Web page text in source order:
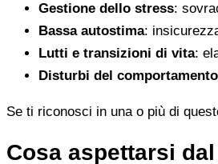
Gestione dello stress:
Bassa autostima:
Lutti e transizioni di vita:
Disturbi del
Se ti riconosci in una o più di
Cosa aspettarsi